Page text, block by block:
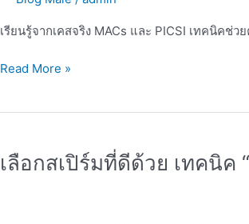
เรียนรู้จากเคสจริง MACs และ PICSI เทคนิค
คัด
อสุจิ
Read More »
เลือกสเปิร์มที่ดีด้วย เทคนิค
ที่